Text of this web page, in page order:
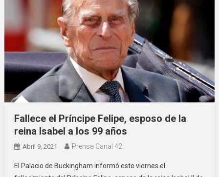
Fallece el Príncipe Felipe, esposo de la
reina Isabel a los 99 años
Abril 9, 2021 Prensa Canal 42
El Palacio de Buckingham informó este viernes el